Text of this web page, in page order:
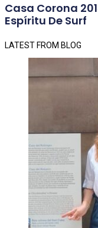
Casa Corona
Espíritu De Surf
LATEST FROM BLOG